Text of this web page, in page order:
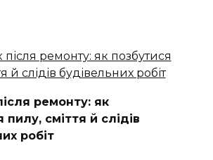
ремонту: як
пилу, сміття й слідів
робіт